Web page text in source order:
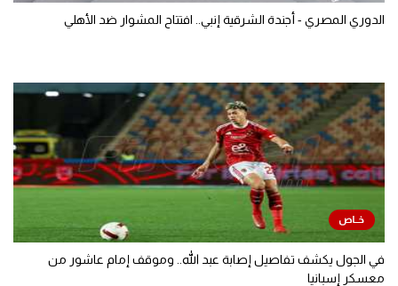
الدوري المصري - أجندة الشرقية إنبي.. افتتاح المشوار ضد الأهلي
في الجول يكشف تفاصيل إصابة عبد الله.. وموقف إمام عاشور من
معسكر إسبانيا